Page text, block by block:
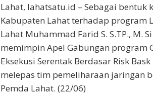
Lahat, lahatsatu.id – Sebagai bentuk
Kabupaten Lahat terhadap program
Lahat Muhammad Farid S. S.TP., M.
memimpin Apel Gabungan program
Eksekusi Serentak Berdasar Risk
melepas tim pemeliharaan jaringan
Pemda Lahat. (22/06)